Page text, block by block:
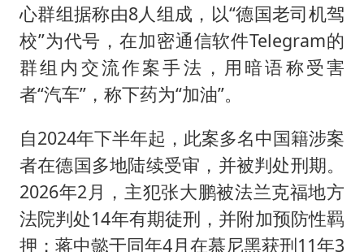
心群组据称由8人组成，以“德国老司机驾
校”为代号，在加密通信软件Telegram的
群组内交流作案手法，用暗语称受害
者“汽车”，称下药为“加油”。
自2024年下半年起，此案多名中国籍涉案
者在德国多地陆续受审，并被判处刑期。
2026年2月，主犯张大鹏被法兰克福地方
法院判处14年有期徒刑，并附加预防性羁
押；蒋中懿于同年4月在慕尼黑获刑11年3